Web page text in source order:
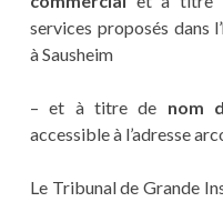
services proposés dans
à Sausheim
– et à titre de nom
accessible à l’adresse
Le Tribunal de Grande